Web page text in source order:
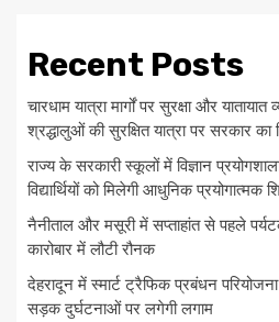
Recent Posts
चारधाम यात्रा मार्गों पर सुरक्षा और
श्रद्धालुओं की सुरक्षित यात्रा पर सरकार
राज्य के सरकारी स्कूलों में विज्ञान
विद्यार्थियों को मिलेगी आधुनिक प्रयोगात्मक
नैनीताल और मसूरी में सप्ताहांत से पहले
कारोबार में लौटी रौनक
देहरादून में स्मार्ट ट्रैफिक प्रबंधन
सड़क दुर्घटनाओं पर लगेगी लगाम